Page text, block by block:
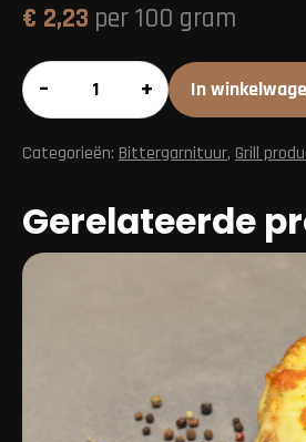
€ 2,23 per 100 gram
Indische
ballen
aantal
– + In
Categorieën: Bittergarnituur, Grill
Gerelateerde